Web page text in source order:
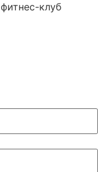
клуб